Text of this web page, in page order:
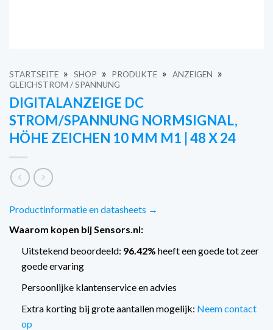
STARTSEITE » SHOP » PRODUKTE » ANZEIGEN »
GLEICHSTROM / SPANNUNG
DIGITALANZEIGE DC
STROM/SPANNUNG NORMSIGNAL,
HÖHE ZEICHEN 10 MM M1 | 48 X 24
Productinformatie en datasheets →
Waarom kopen bij Sensors.nl:
Uitstekend beoordeeld: 96.42% heeft een goede tot zeer
goede ervaring
Persoonlijke klantenservice en advies
Extra korting bij grote aantallen mogelijk: Neem contact
op